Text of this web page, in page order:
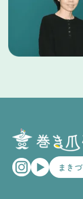
− 車椅子をご利用
当店は2階にござ
タッフが介助い
− 高齢の方・介助
ご家族や保護者
− 日本語が苦手な
まき